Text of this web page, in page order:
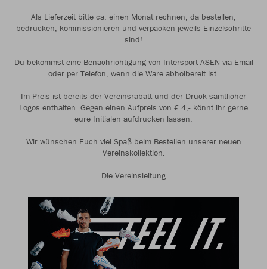
Als Lieferzeit bitte ca. einen Monat rechnen, da bestellen,
bedrucken, kommissionieren und verpacken jeweils Einzelschritte
sind!
Du bekommst eine Benachrichtigung von Intersport ASEN via Email
oder per Telefon, wenn die Ware abholbereit ist.
Im Preis ist bereits der Vereinsrabatt und der Druck sämtlicher
Logos enthalten. Gegen einen Aufpreis von € 4,- könnt ihr gerne
eure Initialen aufdrucken lassen.
Wir wünschen Euch viel Spaß beim Bestellen unserer neuen
Vereinskollektion.
Die Vereinsleitung